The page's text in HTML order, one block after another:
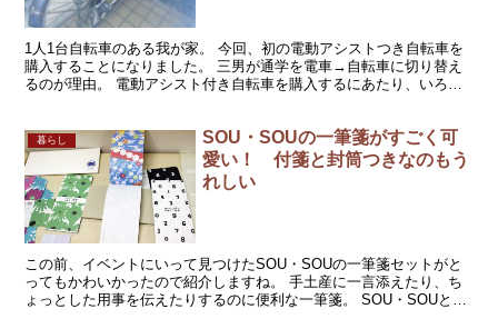
1人1台自転車のある我が家。 今回、初の電動アシストつき自転車を
購入することになりました。 三男が通学を電車→自転車に切り替え
るのが理由。 電動アシスト付き自転車を購入するにあたり、いろい
暮らし
SOU・SOUの一筆箋がすごく可
愛い！ 付箋と封筒つきなのもう
れしい
この前、イベントにいって見つけたSOU・SOUの一筆箋セットがと
ってもかわいかったので紹介しますね。 手土産に一言添えたり、ち
ょっとした用事を伝えたりするのに便利な一筆箋。 SOU・SOUとベ